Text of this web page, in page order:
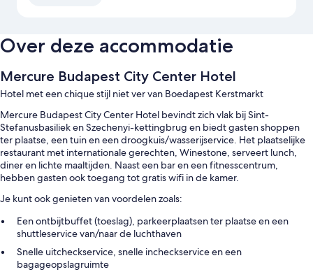
Over deze accommodatie
Mercure Budapest City Center Hotel
Hotel met een chique stijl niet ver van Boedapest Kerstmarkt
Mercure Budapest City Center Hotel bevindt zich vlak bij Sint-
Stefanusbasiliek en Szechenyi-kettingbrug en biedt gasten shoppen
ter plaatse, een tuin en een droogkuis/wasserijservice. Het plaatselijke
restaurant met internationale gerechten, Winestone, serveert lunch,
diner en lichte maaltijden. Naast een bar en een fitnesscentrum,
hebben gasten ook toegang tot gratis wifi in de kamer.
Je kunt ook genieten van voordelen zoals:
Een ontbijtbuffet (toeslag), parkeerplaatsen ter plaatse en een
shuttleservice van/naar de luchthaven
Snelle uitcheckservice, snelle incheckservice en een
bagageopslagruimte